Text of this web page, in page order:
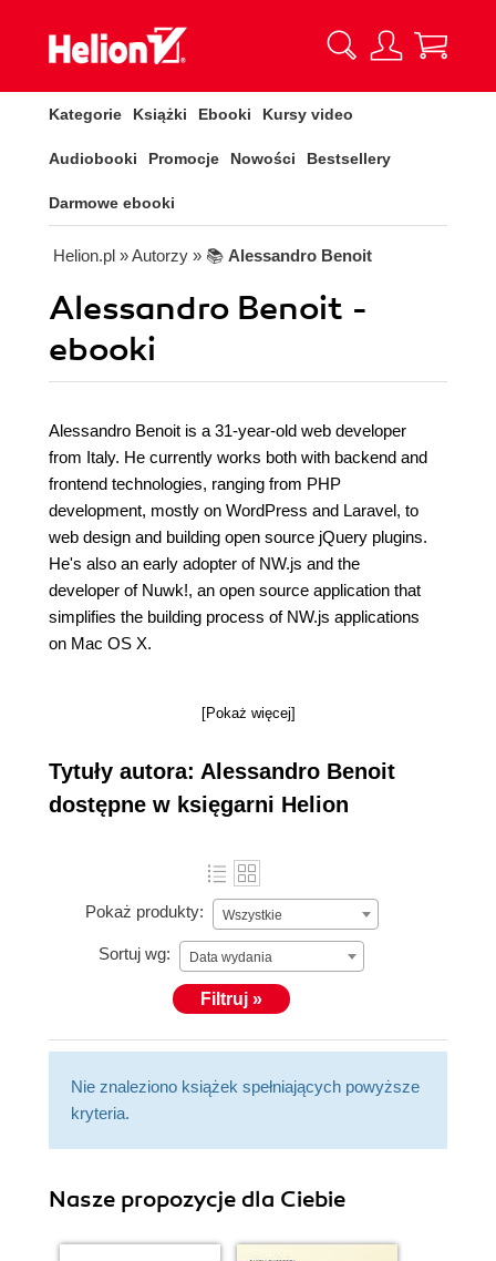
Kategorie Książki Ebooki Kursy video
Audiobooki Promocje Nowości Bestsellery
Darmowe ebooki
Helion.pl » Autorzy » 📚 Alessandro Benoit
Alessandro Benoit -
ebooki
Alessandro Benoit is a 31-year-old web developer
from Italy. He currently works both with backend and
frontend technologies, ranging from PHP
development, mostly on WordPress and Laravel, to
web design and building open source jQuery plugins.
He's also an early adopter of NW.js and the
developer of Nuwk!, an open source application that
simplifies the building process of NW.js applications
on Mac OS X.
[Pokaż więcej]
Tytuły autora: Alessandro Benoit
dostępne w księgarni Helion
Pokaż produkty: Wszystkie
Sortuj wg: Data wydania
Filtruj »
Nie znaleziono książek spełniających powyższe
kryteria.
Nasze propozycje dla Ciebie